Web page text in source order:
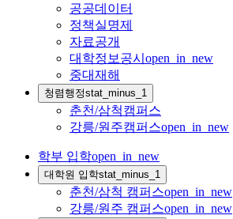
공공데이터
정책실명제
자료공개
대학정보공시 open_in_new
중대재해
청렴행정stat_minus_1
춘천/삼척캠퍼스
강릉/원주캠퍼스open_in_new
학부 입학open_in_new
대학원 입학stat_minus_1
춘천/삼척 캠퍼스open_in_new
강릉/원주 캠퍼스open_in_new